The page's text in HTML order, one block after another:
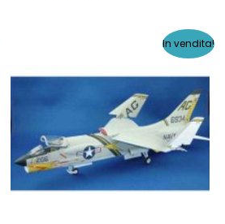
In vendita!